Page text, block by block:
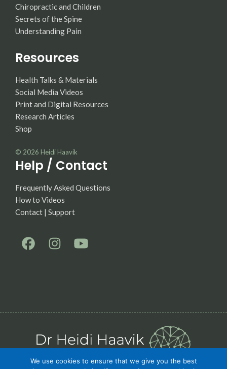
Chiropractic and Children
Secrets of the Spine
Understanding Pain
Resources
Health Talks & Materials
Social Media Videos
Print and Digital Resources
Research Articles
Shop
© 2026 Heidi Haavik
Help / Contact
Frequently Asked Questions
How to Videos
Contact | Support
We use cookies to ensure that we give you the best